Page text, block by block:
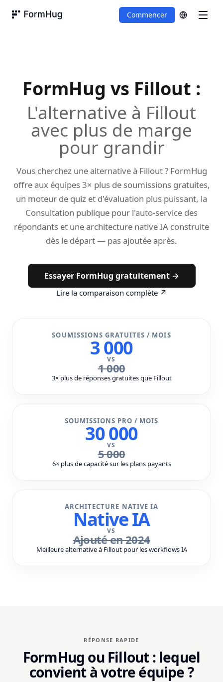
Commencer
FormHug vs Fillout :
L'alternative à Fillout
avec plus de marge
pour grandir
Vous cherchez une alternative à Fillout ? FormHug
offre aux équipes 3× plus de soumissions gratuites,
un moteur de quiz et d'évaluation plus puissant, la
Consultation publique pour l'auto-service des
répondants et une architecture native IA construite
dès le départ — pas ajoutée après.
Essayer FormHug gratuitement →
Lire la comparaison complète ↗
SOUMISSIONS GRATUITES / MOIS
3 000
VS
1 000
3× plus de réponses gratuites que Fillout
SOUMISSIONS PRO / MOIS
30 000
VS
5 000
6× plus de capacité sur les plans payants
ARCHITECTURE NATIVE IA
Native IA
VS
Ajouté en 2024
Meilleure alternative à Fillout pour les workflows IA
RÉPONSE RAPIDE
FormHug ou Fillout : lequel
convient à votre équipe ?